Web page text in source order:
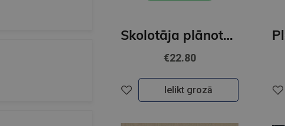
Skolotāja plānotājs 26/27
€22.80
Ielikt grozā